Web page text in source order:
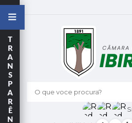
O que voce procura?
T
R
A
N
S
P
A
R
Ê
N